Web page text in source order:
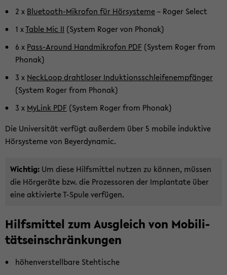
2 x Bluetooth-​Mikrofon für Hör­sys­te­me– Roger Select
1 xTable Mic II (Sys­tem Roger von Pho­nak)
6 x Pass-​Around Hand­mi­kro­fon PDF (Sys­tem Roger from
Pho­nak)
3 x Neck­Loop draht­lo­ser In­duk­ti­ons­schlei­fen­emp­fän­ger
(Sys­tem Roger from Pho­nak)
3 x My­Link PDF (Sys­tem Roger from Pho­nak)
Die Uni­ver­si­tät ver­fügt au­ßer­dem über 5 mo­bi­le in­duk­ti­ve
Hör­sys­te­me von Bey­er­dy­na­mic.
Wich­tig: Um diese Hilfs­mit­tel nut­zen zu kön­nen, müs­sen
die Hör­ge­rä­te bzw. die Pro­zes­so­ren der Im­plan­ta­te über
eine ak­ti­vier­te T-​Spule ver­fü­gen.
Hilfs­mit­tel zum Aus­gleich von Mo­bi­li­
täts­ein­schrän­kun­gen
hö­hen­ver­stell­ba­re Steh­ti­sche